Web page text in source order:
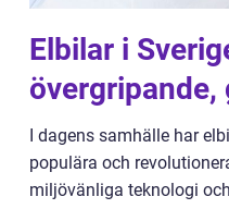
Elbilar i
I dagens samhälle har
populära och
miljövänliga teknologi